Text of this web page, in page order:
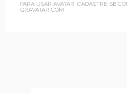
PARA USAR AVATAR, CADASTRE-SE
GRAVATAR.COM